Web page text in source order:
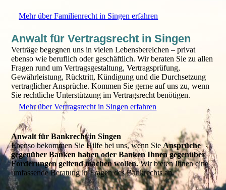
Mehr über Familienrecht in Singen erfahren
Anwalt für Vertragsrecht in Singen
Verträge begegnen uns in vielen Lebensbereichen – privat
ebenso wie beruflich oder geschäftlich. Wir beraten Sie zu allen
Fragen rund um Vertragsgestaltung, Vertragsprüfung,
Gewährleistung, Rücktritt, Kündigung und die Durchsetzung
vertraglicher Ansprüche. Kommen Sie gerne auf uns zu, wenn
Sie rechtliche Unterstützung im Vertragsrecht benötigen.
Mehr über Vertragsrecht in Singen erfahren
Anwalt für Bankrecht in Singen
Ebenso bekommen Sie Hilfe bei uns, wenn Sie Ansprüche
gegenüber Banken haben oder Banken Ihnen gegenüber
Forderungen geltend machen wollen.Wir bieten Ihnen eine
umfassende Beratung in Fragen des Bankrechts an.